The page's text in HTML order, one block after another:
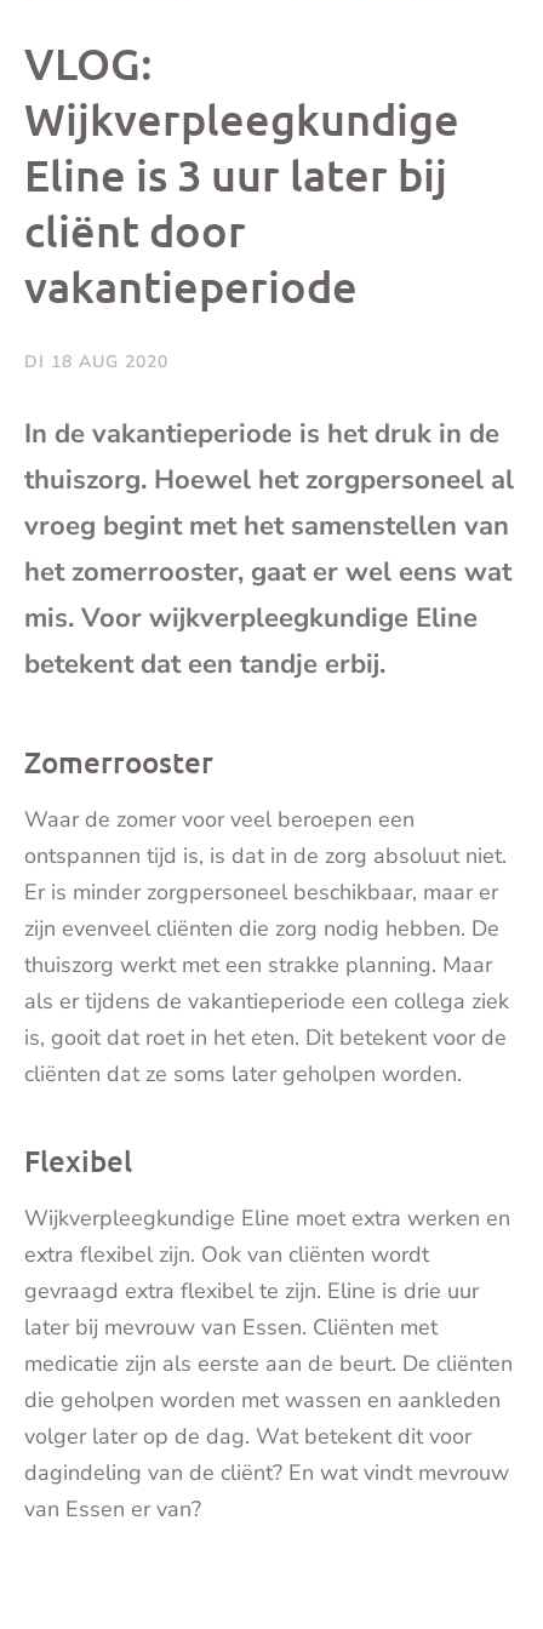
bericht
op
bericht
op
VLOG:
Wijkverpleegkundige
Eline is 3 uur later bij
cliënt door
vakantieperiode
DI 18 AUG 2020
In de vakantieperiode is het druk in de
thuiszorg. Hoewel het zorgpersoneel al
vroeg begint met het samenstellen van
het zomerrooster, gaat er wel eens wat
mis. Voor wijkverpleegkundige Eline
betekent dat een tandje erbij.
Zomerrooster
Waar de zomer voor veel beroepen een
ontspannen tijd is, is dat in de zorg absoluut niet.
Er is minder zorgpersoneel beschikbaar, maar er
zijn evenveel cliënten die zorg nodig hebben. De
thuiszorg werkt met een strakke planning. Maar
als er tijdens de vakantieperiode een collega ziek
is, gooit dat roet in het eten. Dit betekent voor de
cliënten dat ze soms later geholpen worden.
Flexibel
Wijkverpleegkundige Eline moet extra werken en
extra flexibel zijn. Ook van cliënten wordt
gevraagd extra flexibel te zijn. Eline is drie uur
later bij mevrouw van Essen. Cliënten met
medicatie zijn als eerste aan de beurt. De cliënten
die geholpen worden met wassen en aankleden
volger later op de dag. Wat betekent dit voor
dagindeling van de cliënt? En wat vindt mevrouw
van Essen er van?